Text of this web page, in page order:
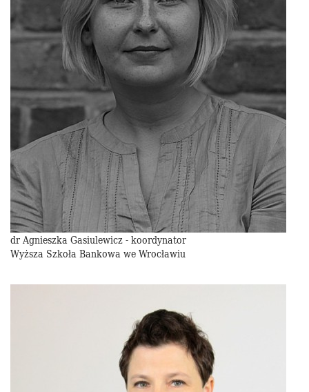
dr Agnieszka Gasiulewicz - koordynator
Wyższa Szkoła Bankowa we Wrocławiu